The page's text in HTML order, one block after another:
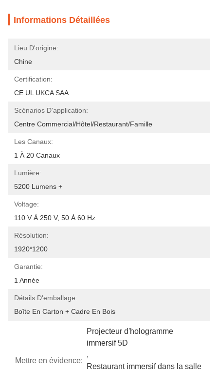
Informations Détaillées
Lieu D'origine:
Chine
Certification:
CE UL UKCA SAA
Scénarios D'application:
Centre Commercial/hôtel/restaurant/famille
Les Canaux:
1 À 20 Canaux
Lumière:
5200 Lumens +
Voltage:
110 V À 250 V, 50 À 60 Hz
Résolution:
1920*1200
Garantie:
1 Année
Détails D'emballage:
Boîte En Carton + Cadre En Bois
Mettre en évidence:
Projecteur d'hologramme
immersif 5D
,
Restaurant immersif dans la salle